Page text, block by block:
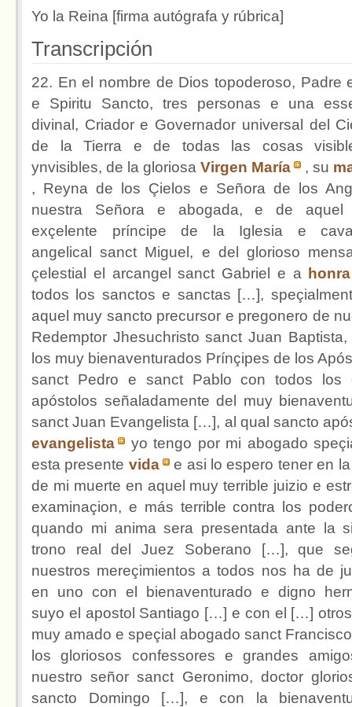
Yo la Reina [firma autógrafa y rúbrica]
Transcripción
22. En el nombre de Dios topoderoso, Padre
e Spiritu Sancto, tres personas e una
divinal, Criador e Governador universal del
de la Tierra e de todas las cosas
ynvisibles, de la gloriosa Virgen María , su
, Reyna de los Çielos e Señora de los
nuestra Señora e abogada, e de aquel
exçelente príncipe de la Iglesia e
angelical sanct Miguel, e del glorioso
çelestial el arcangel sanct Gabriel e a honra
todos los sanctos e sanctas […],
aquel muy sancto precursor e pregonero de
Redemptor Jhesuchristo sanct Juan
los muy bienaventurados Prínçipes de los
sanct Pedro e sanct Pablo con todos los
apóstolos señaladamente del muy
sanct Juan Evangelista […], al qual sancto
evangelista
yo tengo por mi abogado
esta presente vida
e asi lo espero tener en
de mi muerte en aquel muy terrible juizio e
examinaçion, e más terrible contra los
quando mi anima sera presentada ante la
trono real del Juez Soberano […], que
nuestros mereçimientos a todos nos ha de
en uno con el bienaventurado e digno
suyo el apostol Santiago […] e con el […]
muy amado e speçial abogado sanct
los gloriosos confessores e grandes
nuestro señor sanct Geronimo, doctor
sancto Domingo […], e con la